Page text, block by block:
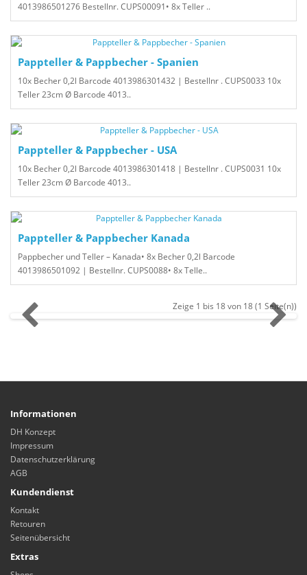
4013986501276 Bestellnr. CUPS00091• 8x Teller ..
Pappteller & Pappbecher - Spanien
10x Becher 0,2l Barcode 4013986301432 | Bestellnr . CUPS0033 10x
Teller 23cm Ø Barcode 4013..
Pappteller & Pappbecher - USA
10x Becher 0,2l Barcode 4013986301418 | Bestellnr . CUPS0031 10x
Teller 23cm Ø Barcode 4013..
Pappteller & Pappbecher Kanada
Pappbecher und Teller – Kanada• 8x Becher 0,2l Barcode
4013986501092 | Bestellnr. CUPS0088• 8x Telle..
Zeige 1 bis 18 von 18 (1 Seite(n))
Informationen
DH Konzept
Impressum
Datenschutzerklärung
AGB
Kundendienst
Kontakt
Retouren
Seitenübersicht
Extras